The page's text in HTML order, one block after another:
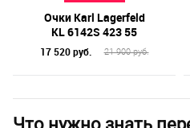
Очки Karl Lagerfeld
KL 6142S 423 55
17 520 руб. 21 900 руб.